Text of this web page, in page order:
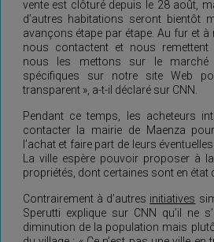
vente est clôturé depuis le 28 août,
d’autres habitations seront bientôt
avançons étape par étape. Au fur et
nous contactent et nous remettent
nous les mettons sur le
spécifiques sur notre site Web
transparent », a-t-il déclaré sur CNN.
Pendant ce temps, les acheteurs
contacter la mairie de Maenza
l’achat et faire part de leurs
La ville espère pouvoir proposer à
propriétés, dont certaines sont en état
Contrairement à d’autres initiatives
Sperutti explique sur CNN qu’il ne
diminution de la population mais